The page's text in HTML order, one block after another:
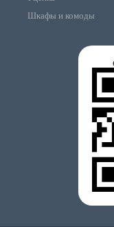
Шкафы и комоды